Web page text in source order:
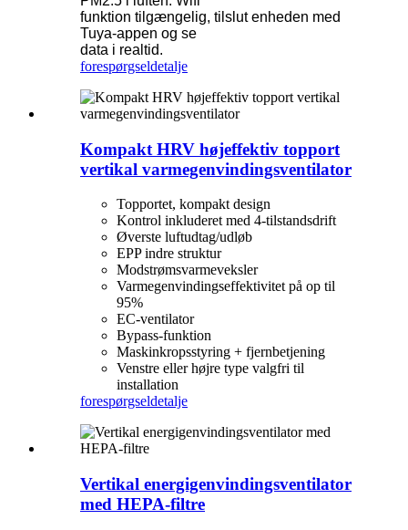
funktion tilgængelig, tilslut enheden med
Tuya-appen og se
data i realtid.
forespørgseldetalje
Kompakt HRV højeffektiv topport
vertikal varmegenvindingsventilator
Topportet, kompakt design
Kontrol inkluderet med 4-tilstandsdrift
Øverste luftudtag/udløb
EPP indre struktur
Modstrømsvarmeveksler
Varmegenvindingseffektivitet på op til
95%
EC-ventilator
Bypass-funktion
Maskinkropsstyring + fjernbetjening
Venstre eller højre type valgfri til
installation
forespørgseldetalje
Vertikal energigenvindingsventilator
med HEPA-filtre